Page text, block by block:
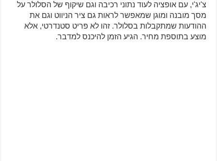
צ'יג'י, עם אופציה לעוד נתוני רכיבה וגם שיקוף של הסלולר על
מסך מובנה ומוגן שמאפשר לראות גם ציר הניווט וגם את
ההודעות שמתקבלות בסלולר. זהו לא פריט סטנדרטי, אלא
מוצע בתוספת מחיר. הגיע הזמן להיכנס למדבר.